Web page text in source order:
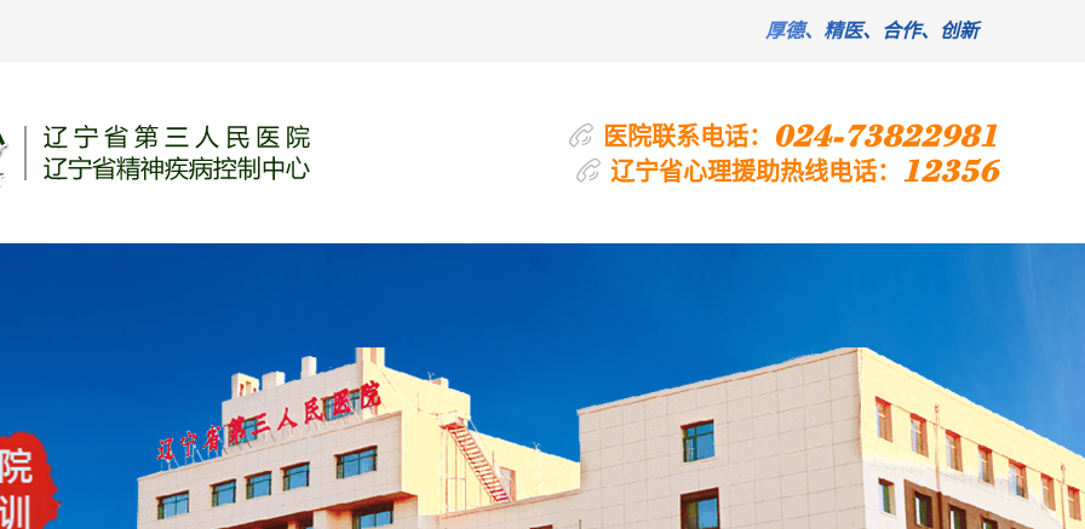
厚德、精医、合作、创新
医院联系电话： 024-73822981
辽宁省心理援助热线电话： 12356